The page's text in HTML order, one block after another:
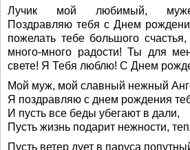
Лучик мой любимый,
Поздравляю тебя с Днем
пожелать тебе большого
много-много радости! Ты для
свете! Я Тебя люблю! С Днем
Мой муж, мой славный нежный
Я поздравляю с днем рождения
И пусть все беды убегают в дали,
Пусть жизнь подарит нежности,
Пусть ветер дует в паруса